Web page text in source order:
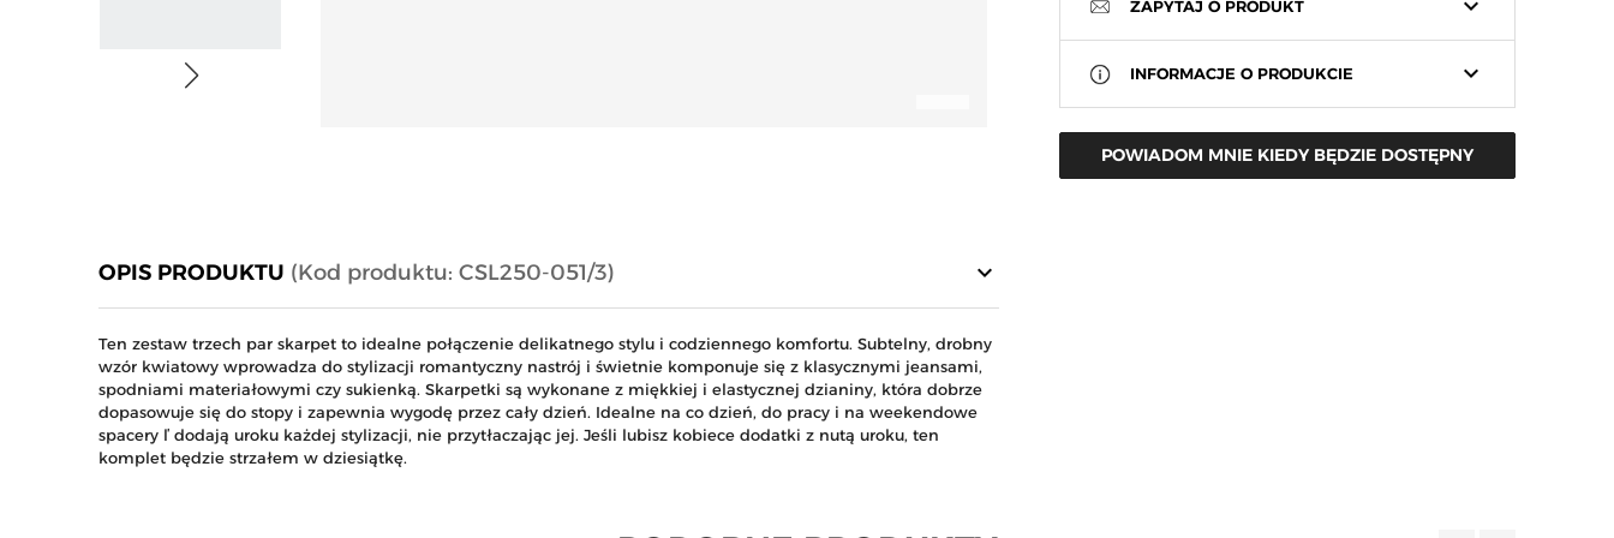
keyboard_arrow_down
ZAPYTAJ O PRODUKT
keyboard_arrow_down
INFORMACJE O PRODUKCIE
POWIADOM MNIE KIEDY BĘDZIE DOSTĘPNY
keyboard_arrow_down
OPIS PRODUKTU (Kod produktu: CSL250-051/3)
Ten zestaw trzech par skarpet to idealne połączenie delikatnego stylu i codziennego komfortu. Subtelny, drobny
wzór kwiatowy wprowadza do stylizacji romantyczny nastrój i świetnie komponuje się z klasycznymi jeansami,
spodniami materiałowymi czy sukienką. Skarpetki są wykonane z miękkiej i elastycznej dzianiny, która dobrze
dopasowuje się do stopy i zapewnia wygodę przez cały dzień. Idealne na co dzień, do pracy i na weekendowe
spacery ľ dodają uroku każdej stylizacji, nie przytłaczając jej. Jeśli lubisz kobiece dodatki z nutą uroku, ten
komplet będzie strzałem w dziesiątkę.